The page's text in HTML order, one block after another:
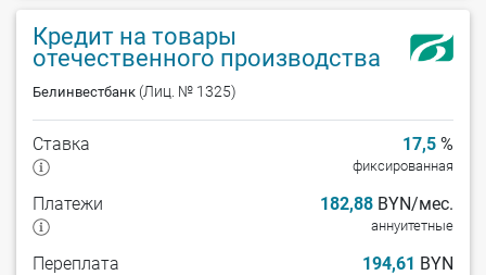
Кредит на товары
отечественного производства
Белинвестбанк (Лиц. № 1325)
Ставка 17,5 %
фиксированная
Платежи 182,88 BYN/мес.
аннуитетные
Переплата 194,61 BYN